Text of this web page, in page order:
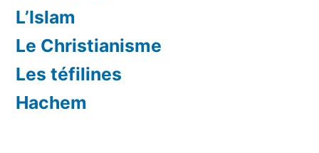
L’Islam
Le Christianisme
Les téfilines
Hachem